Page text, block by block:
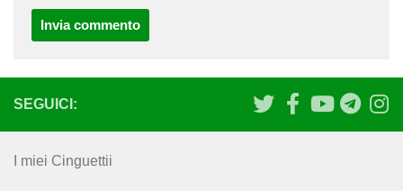
SEGUICI:
I miei Cinguettii